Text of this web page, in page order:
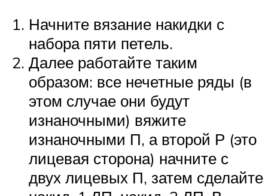
Начните вязание накидки с
набора пяти петель.
Далее работайте таким
образом: все нечетные ряды (в
этом случае они будут
изнаночными) вяжите
изнаночными П, а второй Р (это
лицевая сторона) начните с
двух лицевых П, затем сделайте